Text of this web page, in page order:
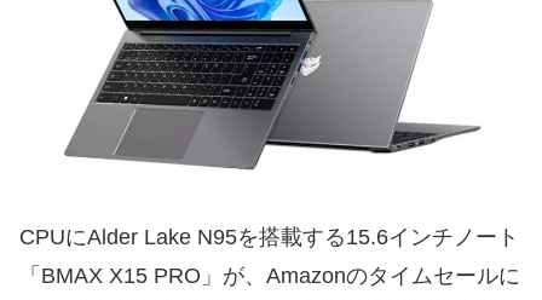
CPUにAlder Lake N95を搭載する15.6インチノート
「BMAX X15 PRO」が、Amazonのタイムセールに